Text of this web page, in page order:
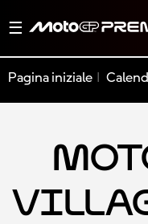
Menu
navigazione
Pagina iniziale